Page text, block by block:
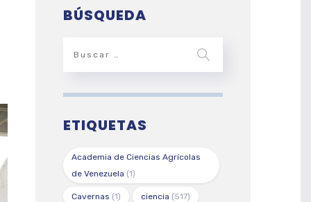
BÚSQUEDA
ETIQUETAS
Academia de Ciencias Agrícolas
de Venezuela (1)
Cavernas (1) ciencia (517)